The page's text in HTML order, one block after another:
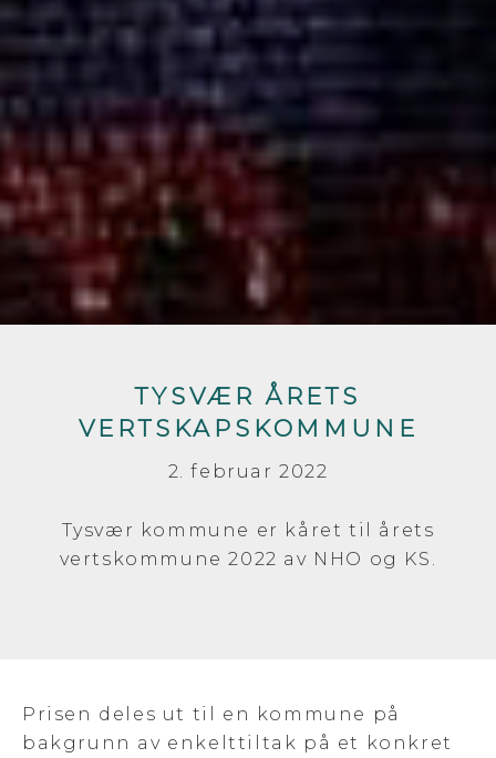
TYSVÆR ÅRETS
VERTSKAPSKOMMUNE
2. februar 2022
Tysvær kommune er kåret til årets
vertskommune 2022 av NHO og KS.
Prisen deles ut til en kommune på
bakgrunn av enkelttiltak på et konkret